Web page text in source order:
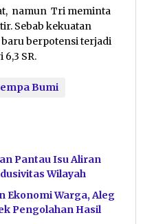
namun Tri meminta
Sebab kekuatan
baru berpotensi terjadi
SR.
Bumi
Pantau Isu Aliran
Wilayah
Ekonomi Warga, Aleg
Pengolahan Hasil